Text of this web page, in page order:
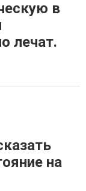
в
лечат.
на